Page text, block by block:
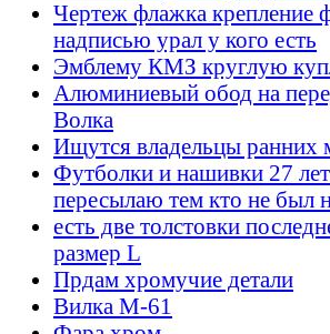
Чертеж флажка крепление
надписью урал у кого есть
Эмблему КМЗ круглую
Алюминиевый обод на
Волка
Ищутся владельцы ранних
Футболки и нашивки 27
пересылаю тем кто не был
есть две толстовки
размер L
Прдам хромучие детали
Вилка М-61